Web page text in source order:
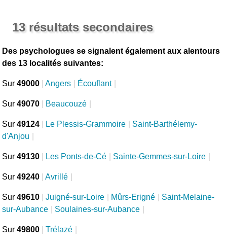
13 résultats secondaires
Des psychologues se signalent également aux alentours
des 13 localités suivantes:
Sur49000 Angers Écouflant
Sur49070 Beaucouzé
Sur49124 Le Plessis-Grammoire
Saint-Barthélemy-
d'Anjou
Sur49130 Les Ponts-de-Cé Sainte-Gemmes-sur-Loire
Sur49240 Avrillé
Sur49610 Juigné-sur-Loire Mûrs-Erigné
Saint-Melaine-
sur-Aubance
Soulaines-sur-Aubance
Sur49800 Trélazé